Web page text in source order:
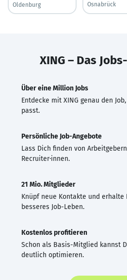
Oldenburg
Osnabrück
XING – Das
Über eine Million Jobs
Entdecke mit XING genau den
passt.
Persönliche Job-Angebote
Lass Dich finden von
Recruiter·innen.
21 Mio. Mitglieder
Knüpf neue Kontakte und erhalte
besseres Job-Leben.
Kostenlos profitieren
Schon als Basis-Mitglied kannst
deutlich optimieren.